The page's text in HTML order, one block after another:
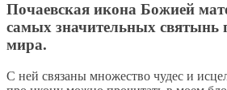
Почаевская икона Божией
самых значительных святынь
мира.
С ней связаны множество чудес и